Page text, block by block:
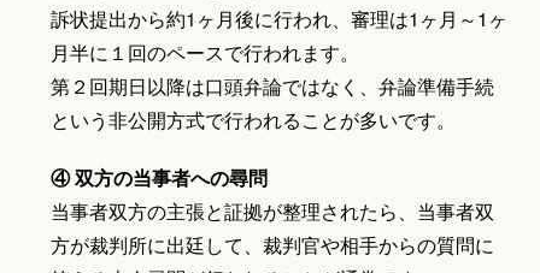
訴状提出から約1ヶ月後に行われ、審理は1ヶ月～1ヶ
月半に１回のペースで行われます。
第２回期日以降は口頭弁論ではなく、弁論準備手続
という非公開方式で行われることが多いです。
④ 双方の当事者への尋問
当事者双方の主張と証拠が整理されたら、当事者双
方が裁判所に出廷して、裁判官や相手からの質問に